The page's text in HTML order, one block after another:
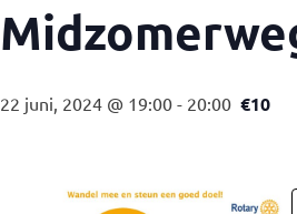
22 juni, 2024 @ 19:00 - 20:00 €10